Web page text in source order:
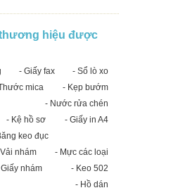
hiệu được
- Giấy fax
- Sổ lò xo
mica
- Kẹp bướm
- Nước rửa chén
- Kệ hồ sơ
- Giấy in A4
keo đục
nhám
- Mực các loại
nhám
- Keo 502
- Hồ dán